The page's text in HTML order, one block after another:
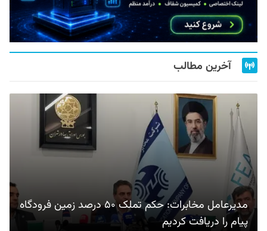
آخرین مطالب
مدیرعامل مخابرات: حکم تملک ۵۰ درصد زمین فرودگاه
پیام را دریافت کردیم